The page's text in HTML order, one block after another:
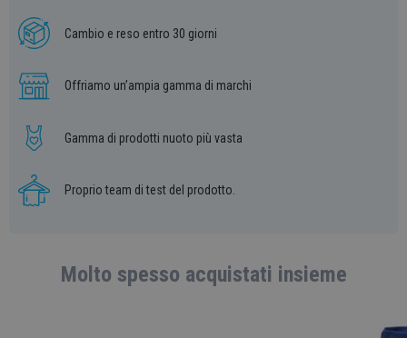
Cambio e reso entro 30 giorni
Offriamo un’ampia gamma di marchi
Gamma di prodotti nuoto più vasta
Proprio team di test del prodotto.
Molto spesso acquistati insieme